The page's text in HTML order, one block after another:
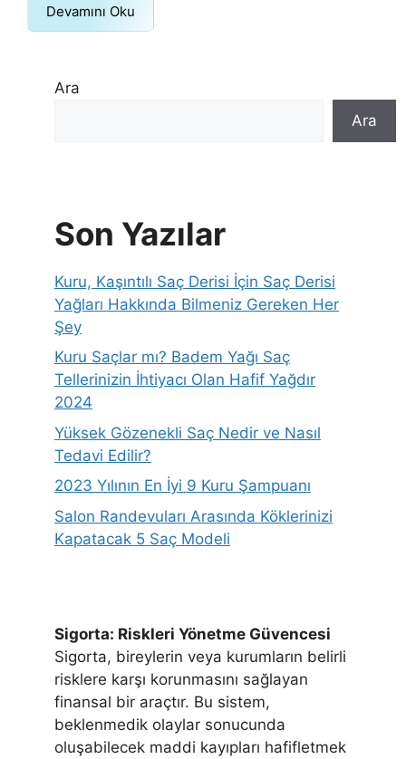
Devamını Oku
Ara
Ara
Son Yazılar
Kuru, Kaşıntılı Saç Derisi İçin Saç Derisi
Yağları Hakkında Bilmeniz Gereken Her
Şey
Kuru Saçlar mı? Badem Yağı Saç
Tellerinizin İhtiyacı Olan Hafif Yağdır
2024
Yüksek Gözenekli Saç Nedir ve Nasıl
Tedavi Edilir?
2023 Yılının En İyi 9 Kuru Şampuanı
Salon Randevuları Arasında Köklerinizi
Kapatacak 5 Saç Modeli
Sigorta: Riskleri Yönetme Güvencesi
Sigorta, bireylerin veya kurumların belirli
risklere karşı korunmasını sağlayan
finansal bir araçtır. Bu sistem,
beklenmedik olaylar sonucunda
oluşabilecek maddi kayıpları hafifletmek